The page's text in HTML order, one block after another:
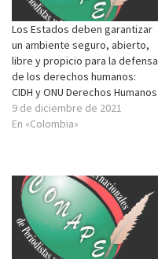
Los Estados deben garantizar
un ambiente seguro, abierto,
libre y propicio para la defensa
de los derechos humanos:
CIDH y ONU Derechos Humanos
9 de diciembre de 2021
En «Colombia»